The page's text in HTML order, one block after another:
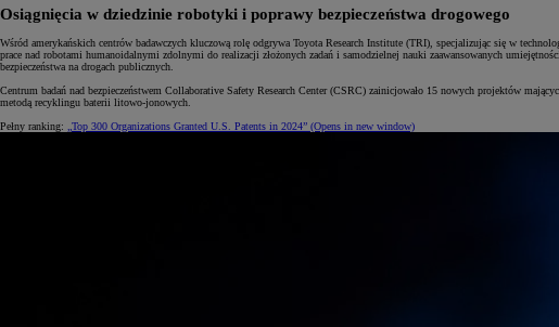
Osiągnięcia w dziedzinie robotyki i poprawy bezpieczeństwa drogowego
Wśród amerykańskich centrów badawczych kluczową rolę odgrywa Toyota Research Institute (TRI), specjalizując się w
prace nad robotami humanoidalnymi zdolnymi do realizacji złożonych zadań i samodzielnej nauki zaawansowanych
bezpieczeństwa na drogach publicznych.
Centrum badań nad bezpieczeństwem Collaborative Safety Research Center (CSRC) zainicjowało 15 nowych projektów
metodą recyklingu baterii litowo-jonowych.
Pełny ranking:
„Top 300 Organizations Granted U.S. Patents in 2024” (Opens in new window)